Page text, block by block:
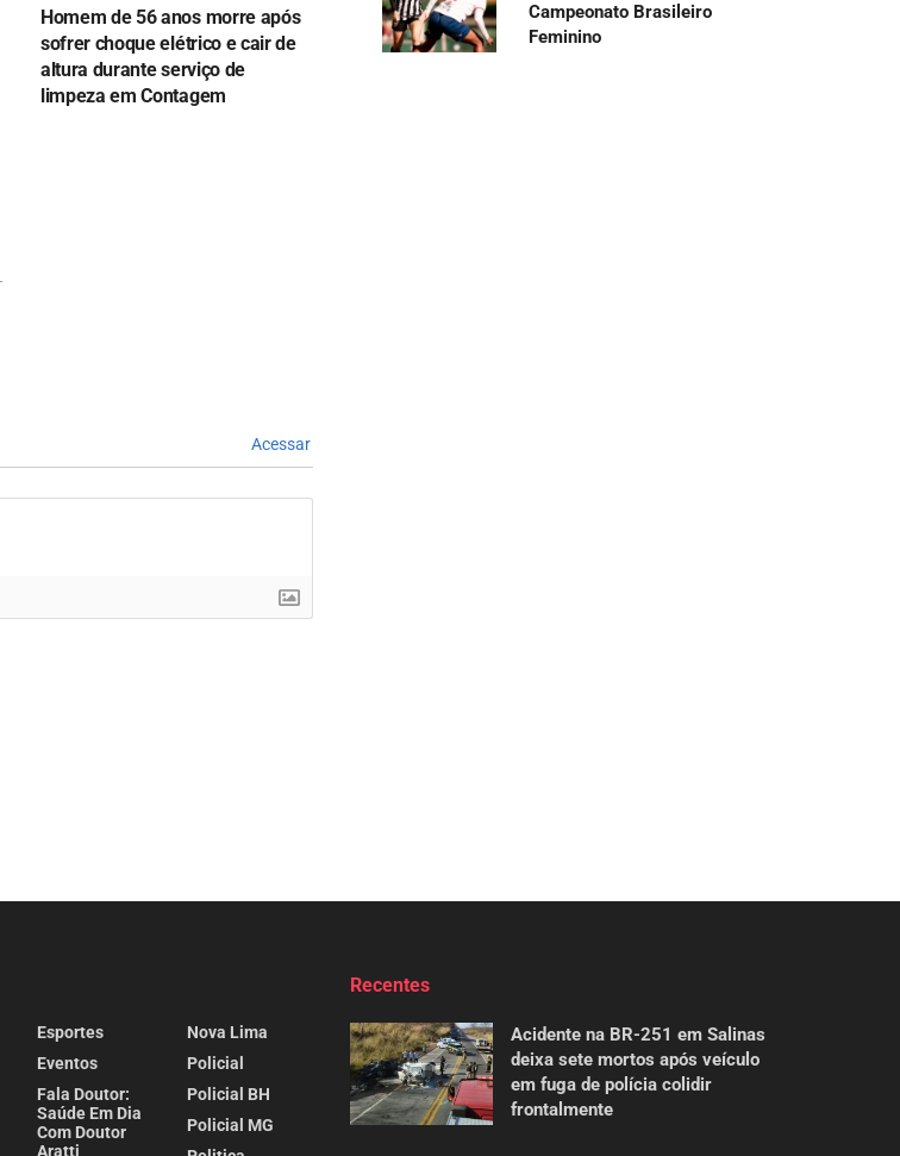
Homem de 56 anos morre após
sofrer choque elétrico e cair de
altura durante serviço de
limpeza em Contagem
Acessar
Campeonato Brasileiro
Feminino
Esportes
Eventos
Fala Doutor:
Saúde Em Dia
Com Doutor
Aratti
Nova Lima
Policial
Policial BH
Policial MG
Recentes
Acidente na BR-251 em Salinas
deixa sete mortos após veículo
em fuga de polícia colidir
frontalmente